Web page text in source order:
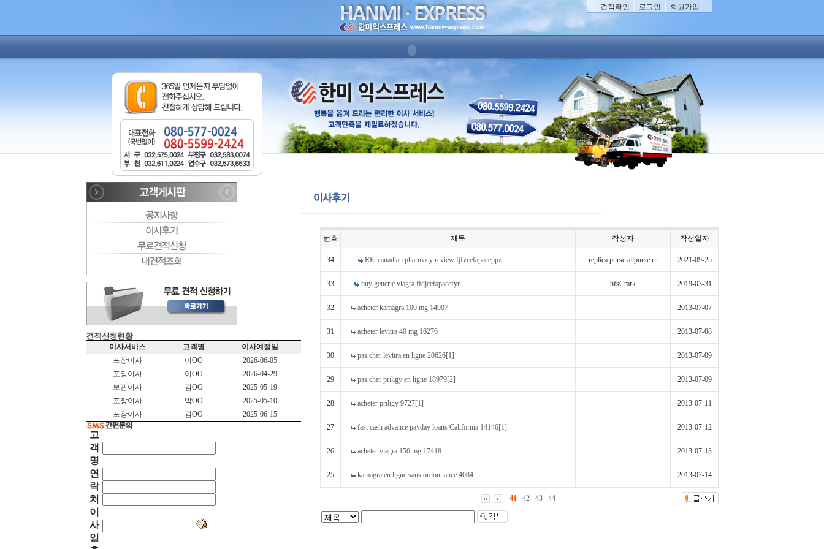
견적확인 로그인 회원가입
이사서비스 고객명
이사예정일
포장이사
이OO
2026-06-05
포장이사
이OO
2026-04-29
보관이사
김OO
2025-05-19
포장이사
박OO
2025-05-10
포장이사
김OO 2025-06-15
고
객
명
연
락
처
-
-
이
사
일
번호 제목 작성자 작성일자
34 RE: canadian pharmacy review fjfvcefapaceppz replica purse allpurse.ru 2021-09-25
33 buy generic viagra ffdjcefapacefyn bfsCrark 2019-03-31
32 acheter kamagra 100 mg 14907 2013-07-07
31 acheter levitra 40 mg 16276 2013-07-08
30 pas cher levitra en ligne 20626[1] 2013-07-09
29 pas cher priligy en ligne 18979[2] 2013-07-09
28 acheter priligy 9727[1] 2013-07-11
27 fast cash advance payday loans California 14146[1] 2013-07-12
26 acheter viagra 150 mg 17418 2013-07-13
25 kamagra en ligne sans ordonnance 4084 2013-07-14
41 42 43 44